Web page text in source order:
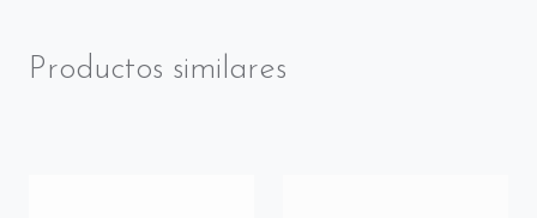
Productos similares